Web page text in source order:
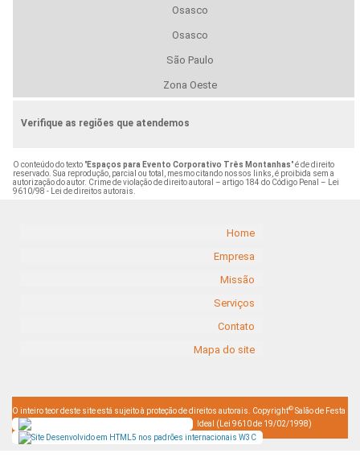
Osasco
Osasco
São Paulo
Zona Oeste
Verifique as regiões que atendemos
O conteúdo do texto "Espaços para Evento Corporativo Três Montanhas" é de direito
reservado. Sua reprodução, parcial ou total, mesmo citando nossos links, é proibida sem a
autorização do autor. Crime de violação de direito autoral – artigo 184 do Código Penal – Lei
9610/98 - Lei de direitos autorais.
Home
Empresa
Missão
Serviços
Contato
Mapa do site
O inteiro teor deste site está sujeito à proteção de direitos autorais. Copyright© Salão de Festa
Ideal (Lei 9610 de 19/02/1998)